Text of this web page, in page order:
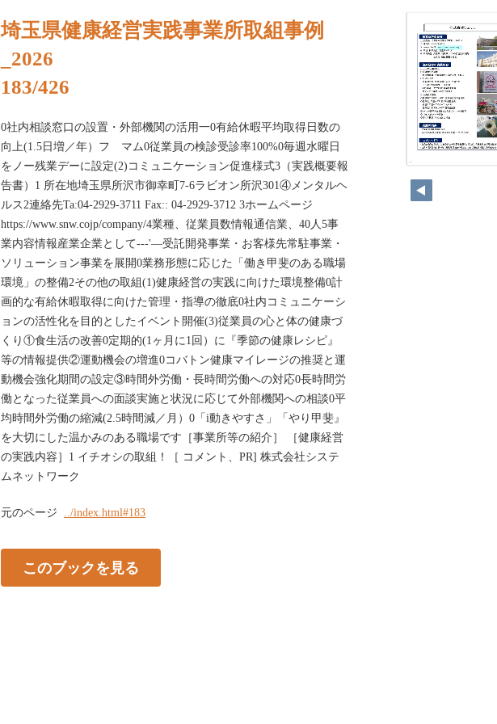
166
埼玉県健康経営実践事業所取組事例
_2026
183/426
0社内相談窓口の設置・外部機関の活用一0有給休暇平均取得日数の
向上(1.5日増／年）フゞマム0従業員の検診受診率100%0毎週水曜日
をノー残業デーに設定(2)コミュニケーション促進様式3（実践概要報
告書）1 所在地埼玉県所沢市御幸町7-6ラビオン所沢301④メンタルヘ
ルス2連絡先Ta:04-2929-3711 Fax:: 04-2929-3712 3ホームページ
https://www.snw.cojp/company/4業種、従業員数情報通信業、40人5事
業内容情報産業企業として---'―受託開発事業・お客様先常駐事業・
ソリューション事業を展開0業務形態に応じた「働き甲斐のある職場
環境」の整備2その他の取組(1)健康経営の実践に向けた環境整備0計
画的な有給休暇取得に向けた管理・指導の徹底0社内コミュニケーシ
ョンの活性化を目的としたイベント開催(3)従業員の心と体の健康づ
くり①食生活の改善0定期的(1ヶ月に1回）に『季節の健康レシピ』
等の情報提供②運動機会の増進0コバトン健康マイレージの推奨と運
動機会強化期間の設定③時間外労働・長時間労働への対応0長時間労
働となった従業員への面談実施と状況に応じて外部機関への相談0平
均時間外労働の縮減(2.5時間減／月）0「i動きやすさ」「やり甲斐』
を大切にした温かみのある職場です［事業所等の紹介］ ［健康経営
の実践内容］1 イチオシの取組！［ コメント、PR] 株式会社システ
ムネットワーク
元のページ ../index.html#183
このブックを見る